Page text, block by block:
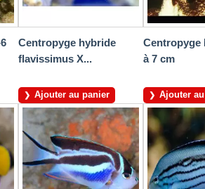
Centropyge hybride
flavissimus X...
Ajouter au panier
Centropyge
à 7 cm
Ajouter